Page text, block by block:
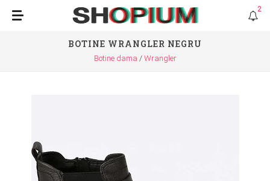
2
BOTINE WRANGLER NEGRU
Botine dama Wrangler